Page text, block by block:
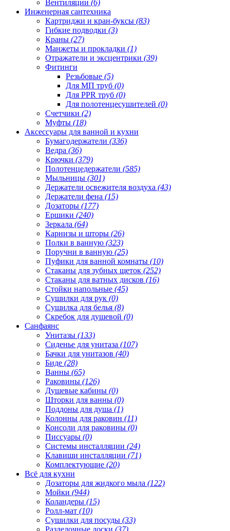
Вентиляции (6)
Инженерная сантехника
Картриджи и кран-буксы (83)
Гибкие подводки (3)
Краны (27)
Манжеты и прокладки (1)
Отражатели и эксцентрики (39)
Фитинги
Резьбовые (5)
Для МП труб (0)
Для PPR труб (0)
Для полотенцесушителей (0)
Счетчики (2)
Муфты (18)
Аксессуары для ванной и кухни
Бумагодержатели (336)
Ведра (36)
Крючки (379)
Полотенцедержатели (585)
Мыльницы (301)
Держатели освежителя воздуха (43)
Держатели фена (15)
Дозаторы (177)
Ершики (240)
Зеркала (64)
Карнизы и шторы (26)
Полки в ванную (323)
Поручни в ванную (25)
Пуфики для ванной комнаты (10)
Стаканы для зубных щеток (252)
Стаканы для ватных дисков (16)
Стойки напольные (45)
Сушилки для рук (0)
Сушилка для белья (8)
Скребок для душевой (0)
Санфаянс
Унитазы (133)
Сиденье для унитаза (107)
Бачки для унитазов (40)
Биде (28)
Ванны (65)
Раковины (126)
Душевые кабины (0)
Шторки для ванны (0)
Поддоны для душа (1)
Колонны для раковин (11)
Консоли для раковины (0)
Писсуары (0)
Системы инсталляции (24)
Клавиши инсталляции (71)
Комплектующие (20)
Всё для кухни
Дозаторы для жидкого мыла (122)
Мойки (944)
Коландеры (15)
Ролл-мат (10)
Сушилки для посуды (33)
Разделочные доски (37)